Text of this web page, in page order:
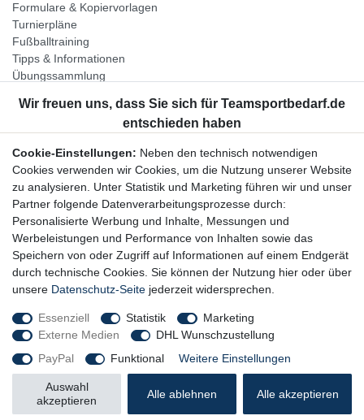
Formulare & Kopiervorlagen
Turnierpläne
Fußballtraining
Tipps & Informationen
Übungssammlung
Unternehmen
Widerrufsrecht
Bestellung widerrufen
Datenschutzerklärung
AGB
Impressum
Newsletter
Newsletter-Anmeldung
© Copyright 2026 Trainingsunterlagen24 GmbH. Alle Rechte vorbehalten.
Cookie-Einstellungen: Neben den technisch notwendigen
Cookies verwenden wir Cookies, um die Nutzung unserer Website
zu analysieren. Unter Statistik und Marketing führen wir und unser
Partner folgende Datenverarbeitungsprozesse durch:
Personalisierte Werbung und Inhalte, Messungen und
Werbeleistungen und Performance von Inhalten sowie das
Speichern von oder Zugriff auf Informationen auf einem Endgerät
durch technische Cookies. Sie können der Nutzung hier oder über
unsere Datenschutz-Seite jederzeit widersprechen.
Essenziell Statistik
Marketing
Externe Medien
DHL Wunschzustellung
PayPal
Funktional Weitere Einstellungen
Alle akzeptieren
Alle ablehnen
Auswahl
akzeptieren